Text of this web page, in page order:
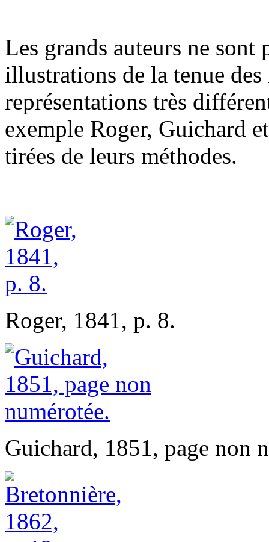
Les grands auteurs ne sont
illustrations de la tenue
représentations très
exemple Roger, Guichard
tirées de leurs méthodes.
Roger, 1841, p. 8.
Guichard, 1851, page non